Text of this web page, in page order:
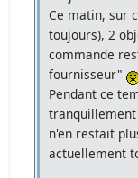
Ce matin, sur
toujours), 2
commande
fournisseur"
Pendant ce
n'en restait
actuellement